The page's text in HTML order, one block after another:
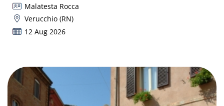
Malatesta Rocca
Verucchio (RN)
12 Aug 2026